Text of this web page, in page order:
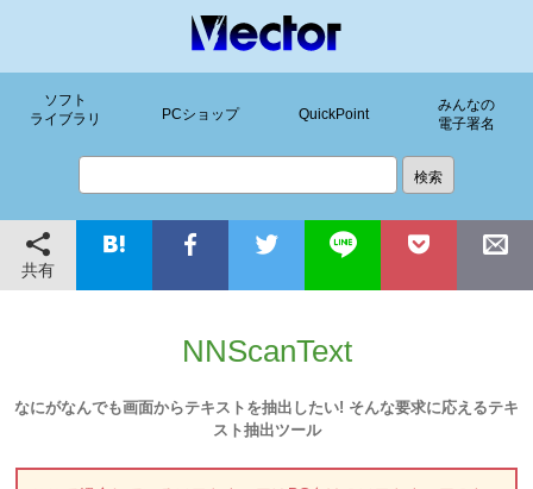
ソフト
ライブラリ
PCショップ QuickPoint
みんなの
電子署名
共有
NNScanText
なにがなんでも画面からテキストを抽出したい! そんな要求に応えるテキ
スト抽出ツール